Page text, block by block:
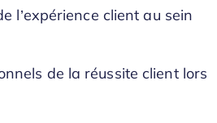
l’expérience client au sein
de la réussite client lors